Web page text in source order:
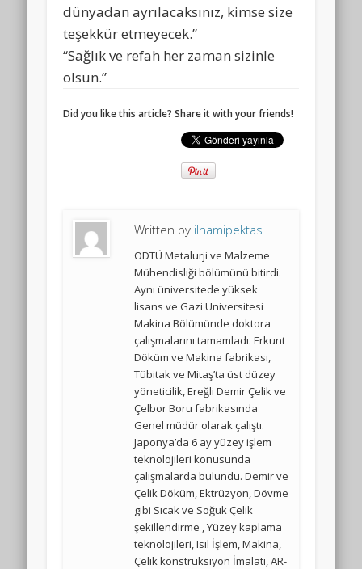
dünyadan ayrılacaksınız, kimse size
teşekkür etmeyecek.”
“Sağlık ve refah her zaman sizinle
olsun.”
Did you like this article? Share it with your friends!
Written by ilhamipektas
ODTÜ Metalurji ve Malzeme
Mühendisliği bölümünü bitirdi.
Aynı üniversitede yüksek
lisans ve Gazi Üniversitesi
Makina Bölümünde doktora
çalışmalarını tamamladı. Erkunt
Döküm ve Makina fabrikası,
Tübitak ve Mitaş’ta üst düzey
yöneticilik, Ereğli Demir Çelik ve
Çelbor Boru fabrikasında
Genel müdür olarak çalıştı.
Japonya’da 6 ay yüzey işlem
teknolojileri konusunda
çalışmalarda bulundu. Demir ve
Çelik Döküm, Ektrüzyon, Dövme
gibi Sıcak ve Soğuk Çelik
şekillendirme , Yüzey kaplama
teknolojileri, Isıl İşlem, Makina,
Çelik konstrüksiyon İmalatı, AR-